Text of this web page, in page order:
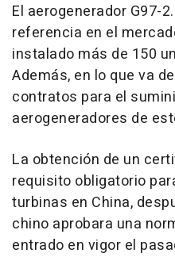
El aerogenerador G97-
referencia en el
instalado más de 150
Además, en lo que va
contratos para el
aerogeneradores de
La obtención de un
requisito obligatorio
turbinas en China,
chino aprobara una
entrado en vigor el